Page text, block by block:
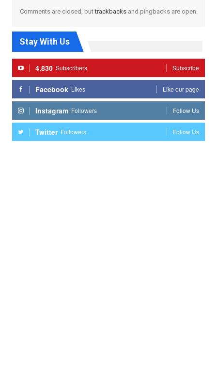
Comments are closed, buttrackbacksand pingbacks are open.
Stay With Us
4,830 Subscribers Subscribe
Facebook Likes Like our page
Instagram Followers Follow Us
Twitter Followers Follow Us